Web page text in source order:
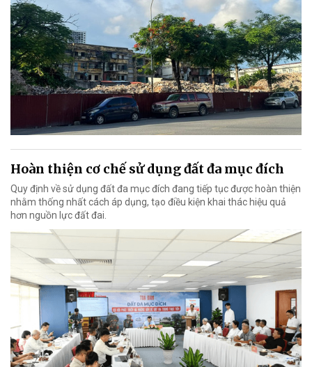
Hoàn thiện cơ chế sử dụng đất đa mục đích
Quy định về sử dụng đất đa mục đích đang tiếp tục được hoàn thiện
nhằm thống nhất cách áp dụng, tạo điều kiện khai thác hiệu quả
hơn nguồn lực đất đai.